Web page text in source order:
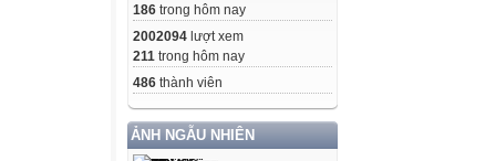
186 trong hôm nay
2002094 lượt xem
211 trong hôm nay
486 thành viên
ẢNH NGẪU NHIÊN